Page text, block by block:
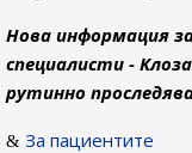
Нова информация
специалисти -
рутинно
За пациентите